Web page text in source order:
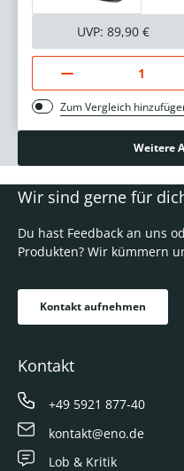
UVP: 89,90 €
Zum Vergleich
Weitere
Wir sind gerne für
Du hast Feedback an uns
Produkten? Wir kümmern
Kontakt aufnehmen
Kontakt
+49 5921 877-40
kontakt@eno.de
Lob & Kritik